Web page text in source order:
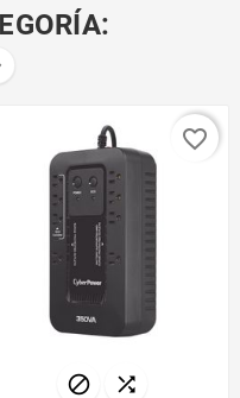
 
favorite_border